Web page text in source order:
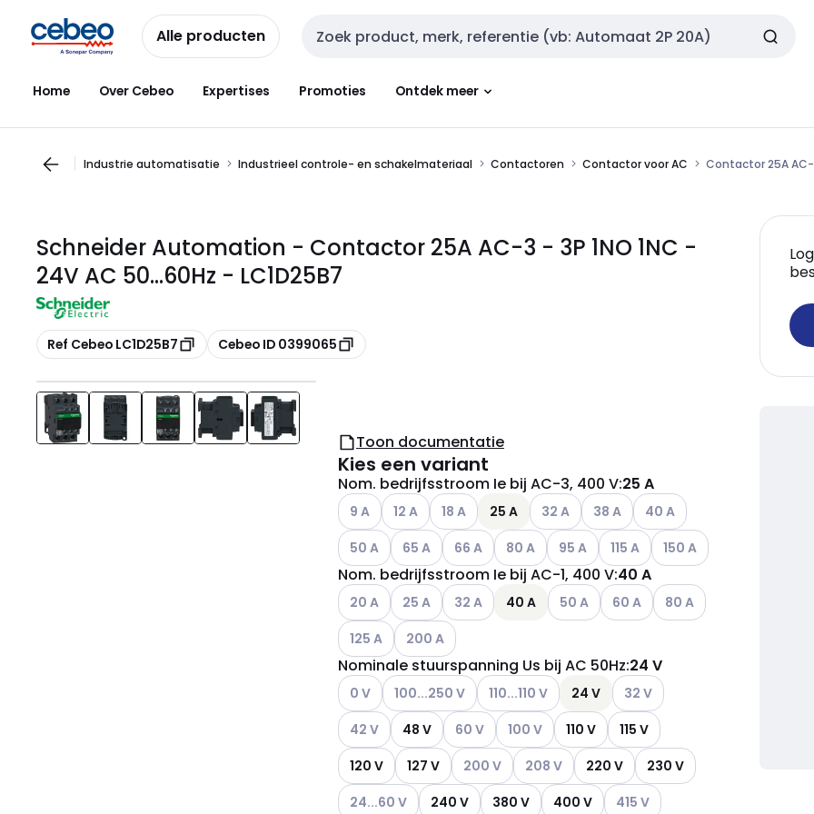
naar
navigatie
naar
inhoud
Alle producten Zoekveld invoer
Home Over Cebeo Expertises Promoties Ontdek meer
Industrie automatisatie Industrieel controle- en schakelmateriaal Contactoren Contactor voor AC Contactor 25A AC-
Schneider Automation - Contactor 25A AC-3 - 3P 1NO 1NC -
24V AC 50...60Hz - LC1D25B7
Kopiëren
Ref Cebeo LC1D25B7 Kopiëren
Cebeo ID 0399065
Toon documentatie
Kies een variant
Nom. bedrijfsstroom Ie bij AC-3, 400 V:25 A
Andere varianten (Huidige combinatie niet mogelijk)
9 A Andere varianten (Huidige combinatie niet mogelijk)
12 A Andere varianten (Huidige combinatie niet mogelijk)
18 A 25 A Andere varianten (Huidige combinatie niet
32 A Andere varianten (Huidige
38 A Andere varianten (Huidige
40 A
Andere varianten (Huidige combinatie niet mogelijk)
50 A Andere varianten (Huidige combinatie niet mogelijk)
65 A Andere varianten (Huidige combinatie niet mogelijk)
66 A Andere varianten (Huidige combinatie niet
80 A Andere varianten (Huidige combinatie niet
95 A Andere varianten (Huidige
115 A Andere varianten
150 A
Nom. bedrijfsstroom Ie bij AC-1, 400 V:40 A
Andere varianten (Huidige combinatie niet mogelijk)
20 A Andere varianten (Huidige combinatie niet mogelijk)
25 A Andere varianten (Huidige combinatie niet mogelijk)
32 A 40 A Andere varianten (Huidige combinatie niet
50 A Andere varianten (Huidige
60 A Andere varianten
80 A
Andere varianten (Huidige combinatie niet mogelijk)
125 A Andere varianten (Huidige combinatie niet mogelijk)
200 A
Nominale stuurspanning Us bij AC 50Hz:24 V
Andere varianten (Huidige combinatie niet mogelijk)
0 V Andere varianten (Huidige combinatie niet mogelijk)
100...250 V Andere varianten (Huidige combinatie niet mogelijk)
110...110 V 24 V Andere varianten (Huidige
32 V
Andere varianten (Huidige combinatie niet mogelijk)
42 V 48 V Andere varianten (Huidige combinatie niet mogelijk)
60 V Andere varianten (Huidige combinatie niet
100 V 110 V
115 V
120 V
127 V Andere varianten (Huidige combinatie niet mogelijk)
200 V Andere varianten (Huidige combinatie niet
208 V 220 V
230 V
Andere varianten (Huidige combinatie niet mogelijk)
24...60 V 240 V 380 V 400 V Andere varianten (Huidige
415 V